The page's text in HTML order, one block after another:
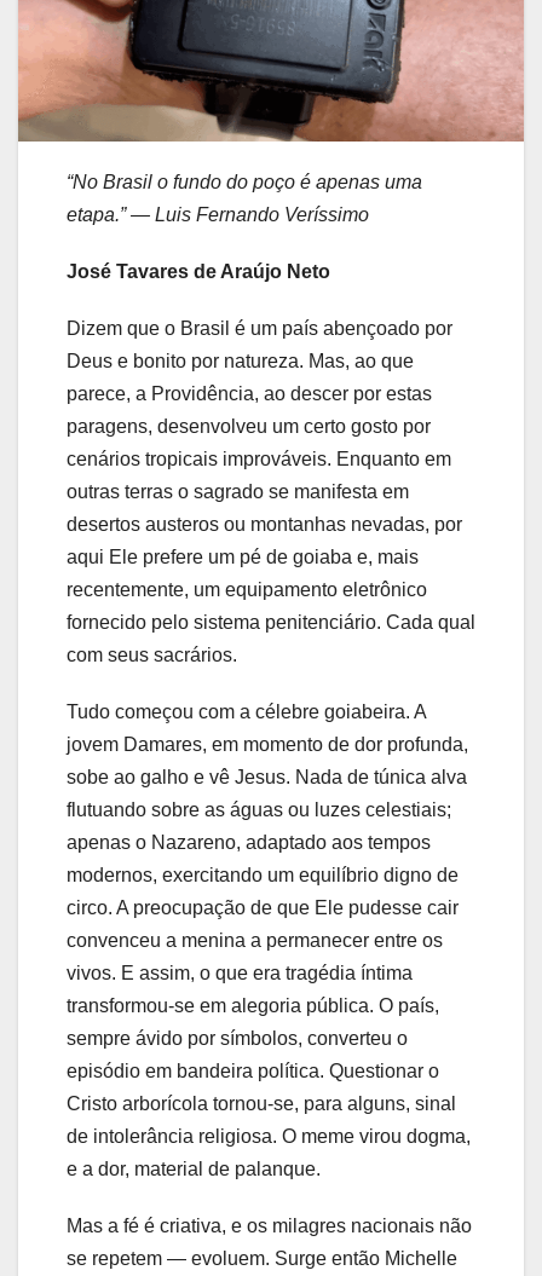
“No Brasil o fundo do poço é apenas uma
etapa.” — Luis Fernando Veríssimo
José Tavares de Araújo Neto
Dizem que o Brasil é um país abençoado por
Deus e bonito por natureza. Mas, ao que
parece, a Providência, ao descer por estas
paragens, desenvolveu um certo gosto por
cenários tropicais improváveis. Enquanto em
outras terras o sagrado se manifesta em
desertos austeros ou montanhas nevadas, por
aqui Ele prefere um pé de goiaba e, mais
recentemente, um equipamento eletrônico
fornecido pelo sistema penitenciário. Cada qual
com seus sacrários.
Tudo começou com a célebre goiabeira. A
jovem Damares, em momento de dor profunda,
sobe ao galho e vê Jesus. Nada de túnica alva
flutuando sobre as águas ou luzes celestiais;
apenas o Nazareno, adaptado aos tempos
modernos, exercitando um equilíbrio digno de
circo. A preocupação de que Ele pudesse cair
convenceu a menina a permanecer entre os
vivos. E assim, o que era tragédia íntima
transformou-se em alegoria pública. O país,
sempre ávido por símbolos, converteu o
episódio em bandeira política. Questionar o
Cristo arborícola tornou-se, para alguns, sinal
de intolerância religiosa. O meme virou dogma,
e a dor, material de palanque.
Mas a fé é criativa, e os milagres nacionais não
se repetem — evoluem. Surge então Michelle